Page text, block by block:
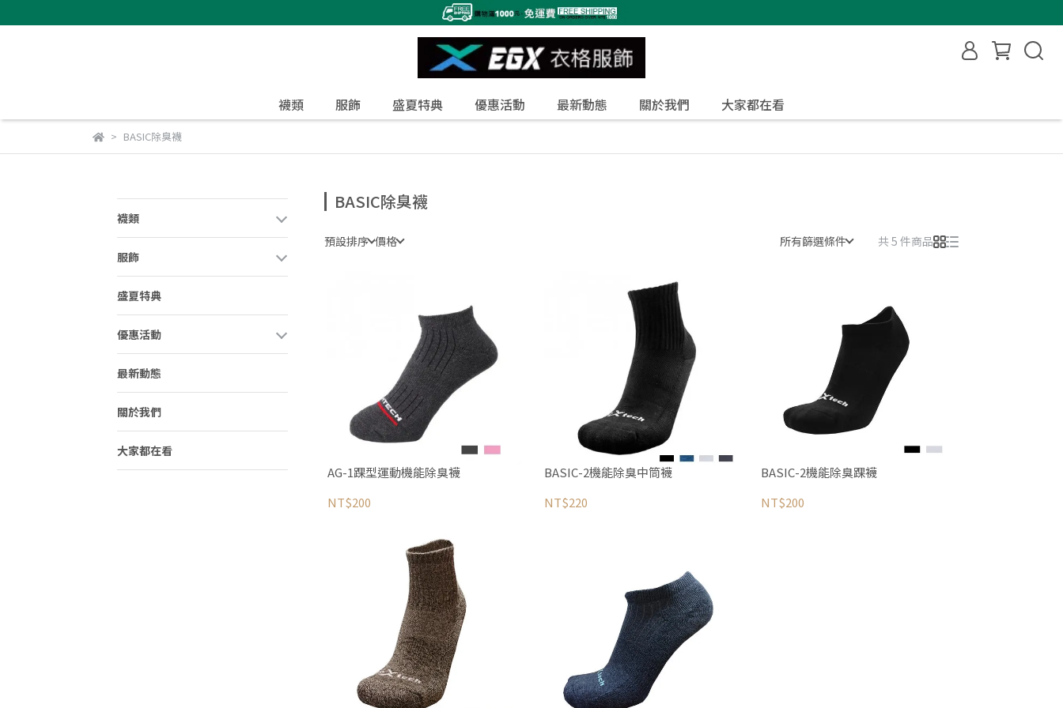
襪類 服飾 盛夏特典 優惠活動 最新動態 關於我們 大家都在看
BASIC除臭襪
襪類
服飾
盛夏特典
優惠活動
最新動態
關於我們
大家都在看
BASIC除臭襪
預設排序 價格 所有篩選條件 共 5 件商品
AG-1踝型運動機能除臭襪
NT$200
BASIC-2機能除臭中筒襪
NT$220
BASIC-2機能除臭踝襪
NT$200